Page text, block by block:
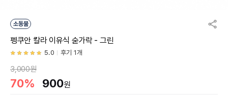
소동물
펭쿠안 칼라 이유식 숟가락 - 그린
5.0 후기 1개
3,000원
70% 900원